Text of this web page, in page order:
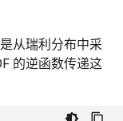
从瑞利分布中采
的逆函数传递这